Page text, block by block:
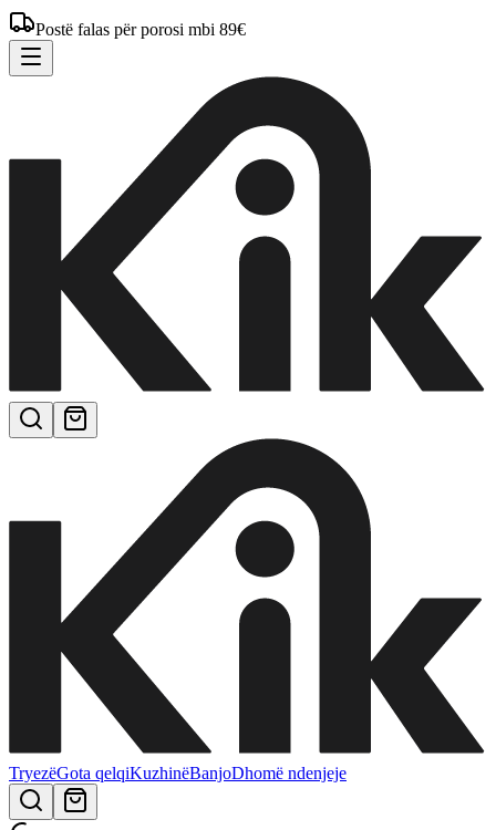
Postë falas për porosi mbi 89€
TryezëGota qelqiKuzhinëBanjoDhomë ndenjeje